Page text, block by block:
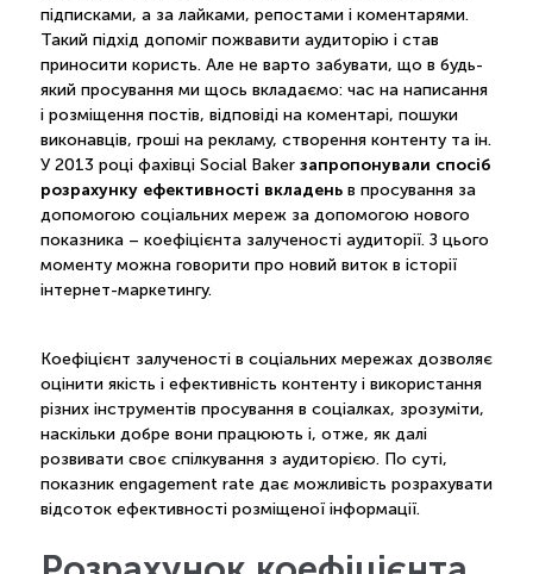
підписками, а за лайками, репостами і коментарями.
Такий підхід допоміг пожвавити аудиторію і став
приносити користь. Але не варто забувати, що в будь-
який просування ми щось вкладаємо: час на написання
і розміщення постів, відповіді на коментарі, пошуки
виконавців, гроші на рекламу, створення контенту та ін.
У 2013 році фахівці Social Baker запропонували спосіб
розрахунку ефективності вкладень в просування за
допомогою соціальних мереж за допомогою нового
показника – коефіцієнта залученості аудиторії. З цього
моменту можна говорити про новий виток в історії
інтернет-маркетингу.
Коефіцієнт залученості в соціальних мережах дозволяє
оцінити якість і ефективність контенту і використання
різних інструментів просування в соціалках, зрозуміти,
наскільки добре вони працюють і, отже, як далі
розвивати своє спілкування з аудиторією. По суті,
показник engagement rate дає можливість розрахувати
відсоток ефективності розміщеної інформації.